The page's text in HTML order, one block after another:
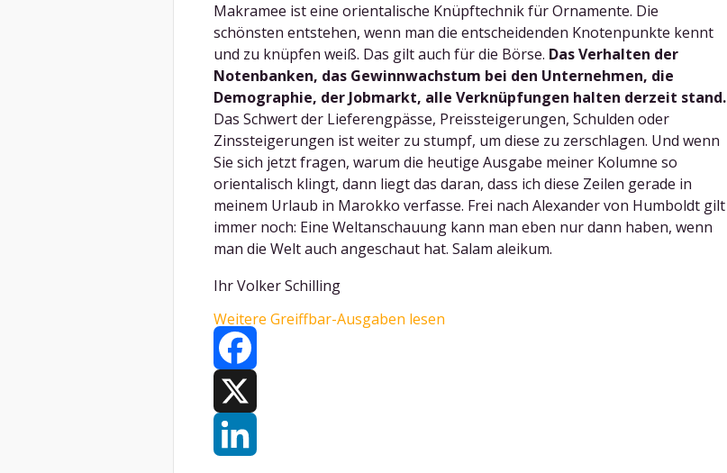
Makramee ist eine orientalische Knüpftechnik für Ornamente. Die
schönsten entstehen, wenn man die entscheidenden Knotenpunkte kennt
und zu knüpfen weiß. Das gilt auch für die Börse. Das Verhalten der
Notenbanken, das Gewinnwachstum bei den Unternehmen, die
Demographie, der Jobmarkt, alle Verknüpfungen halten derzeit stand.
Das Schwert der Lieferengpässe, Preissteigerungen, Schulden oder
Zinssteigerungen ist weiter zu stumpf, um diese zu zerschlagen. Und wenn
Sie sich jetzt fragen, warum die heutige Ausgabe meiner Kolumne so
orientalisch klingt, dann liegt das daran, dass ich diese Zeilen gerade in
meinem Urlaub in Marokko verfasse. Frei nach Alexander von Humboldt gilt
immer noch: Eine Weltanschauung kann man eben nur dann haben, wenn
man die Welt auch angeschaut hat. Salam aleikum.
Ihr Volker Schilling
Weitere Greiffbar-Ausgaben lesen
Facebook